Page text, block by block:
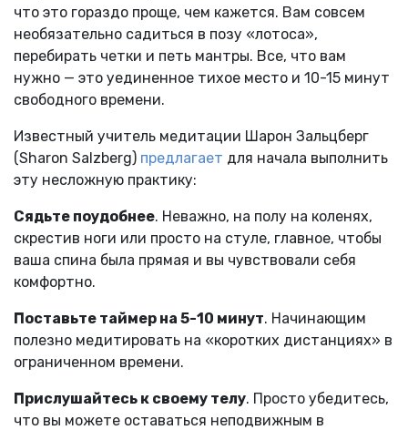
что это гораздо проще, чем кажется. Вам совсем
необязательно садиться в позу «лотоса»,
перебирать четки и петь мантры. Все, что вам
нужно — это уединенное тихое место и 10-15 минут
свободного времени.
Известный учитель медитации Шарон Зальцберг
(Sharon Salzberg) предлагает для начала выполнить
эту несложную практику:
Сядьте поудобнее. Неважно, на полу на коленях,
скрестив ноги или просто на стуле, главное, чтобы
ваша спина была прямая и вы чувствовали себя
комфортно.
Поставьте таймер на 5-10 минут. Начинающим
полезно медитировать на «коротких дистанциях» в
ограниченном времени.
Прислушайтесь к своему телу. Просто убедитесь,
что вы можете оставаться неподвижным в